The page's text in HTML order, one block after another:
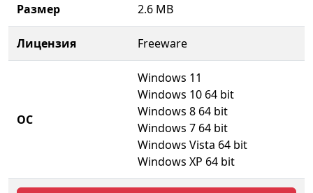
Размер 2.6 MB
Лицензия Freeware
ОС
Windows 11
Windows 10 64 bit
Windows 8 64 bit
Windows 7 64 bit
Windows Vista 64 bit
Windows XP 64 bit